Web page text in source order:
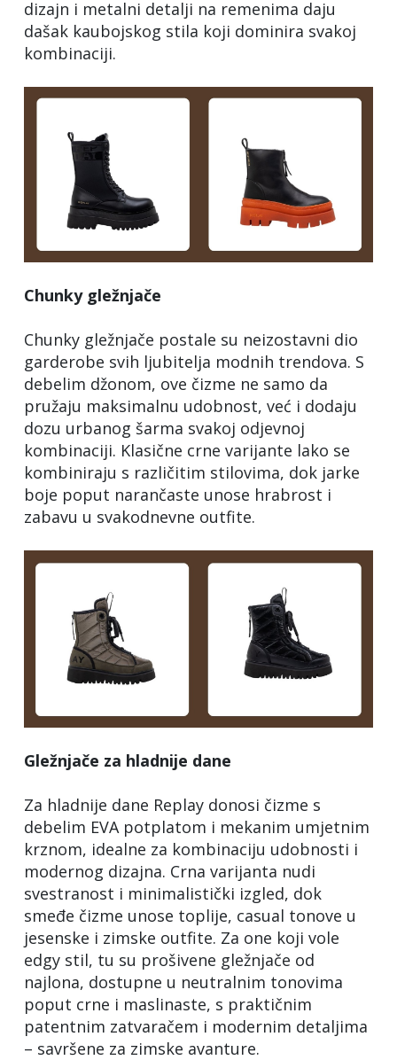
dizajn i metalni detalji na remenima daju
dašak kaubojskog stila koji dominira svakoj
kombinaciji.
Chunky gležnjače
Chunky gležnjače postale su neizostavni dio
garderobe svih ljubitelja modnih trendova. S
debelim džonom, ove čizme ne samo da
pružaju maksimalnu udobnost, već i dodaju
dozu urbanog šarma svakoj odjevnoj
kombinaciji. Klasične crne varijante lako se
kombiniraju s različitim stilovima, dok jarke
boje poput narančaste unose hrabrost i
zabavu u svakodnevne outfite.
Gležnjače za hladnije dane
Za hladnije dane Replay donosi čizme s
debelim EVA potplatom i mekanim umjetnim
krznom, idealne za kombinaciju udobnosti i
modernog dizajna. Crna varijanta nudi
svestranost i minimalistički izgled, dok
smeđe čizme unose toplije, casual tonove u
jesenske i zimske outfite. Za one koji vole
edgy stil, tu su prošivene gležnjače od
najlona, dostupne u neutralnim tonovima
poput crne i maslinaste, s praktičnim
patentnim zatvaračem i modernim detaljima
– savršene za zimske avanture.